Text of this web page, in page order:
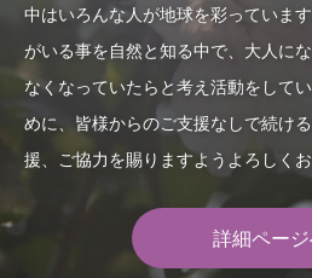
中はいろんな人が地球を彩っていま
がいる事を自然と知る中で、大人に
なくなっていたらと考え活動をして
めに、皆様からのご支援なしで続け
援、ご協力を賜りますようよろしくお
詳細ペー